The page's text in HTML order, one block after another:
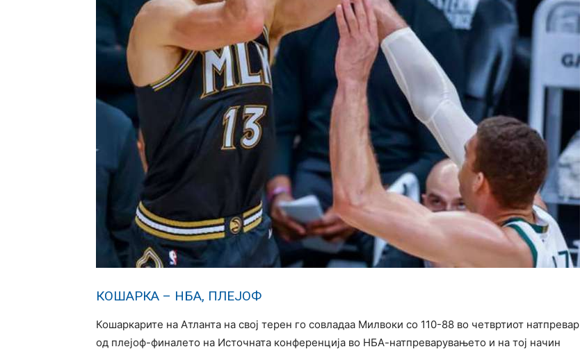
КОШАРКА – НБА, ПЛЕЈОФ
Кошаркарите на Атланта на свој терен го совладаа Милвоки со 110-88 во четвртиот натпревар
од плејоф-финалето на Источната конференција во НБА-натпреварувањето и на тој начин